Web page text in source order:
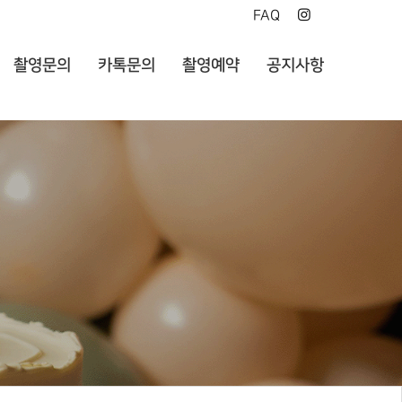
FAQ
촬영문의 카톡문의 촬영예약 공지사항